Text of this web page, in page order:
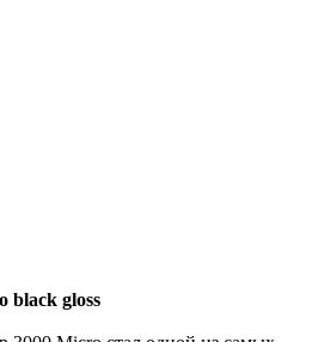
black gloss